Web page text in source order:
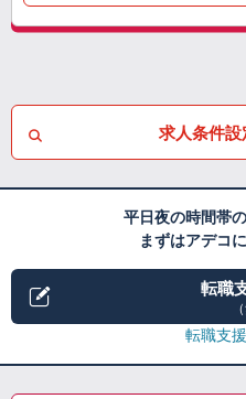
求人条件設
平日夜の時間帯
まずはアデコ
転職
転職支